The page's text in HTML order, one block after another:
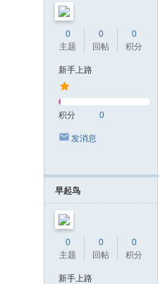
0
主题
0
回帖
0
积分
新手上路
积分 0
发消息
早起鸟
0
主题
0
回帖
0
积分
新手上路